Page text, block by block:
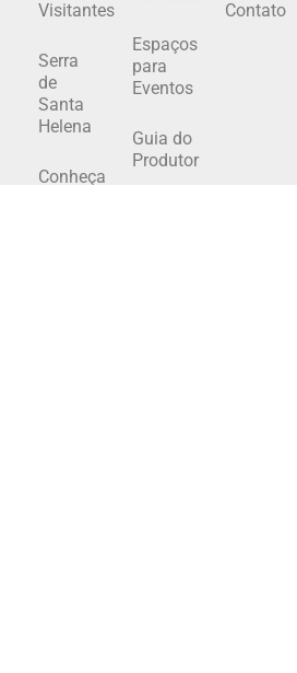
Visitantes
Serra
de
Santa
Helena
Conheça
Espaços
para
Eventos
Guia do
Produtor
Contato